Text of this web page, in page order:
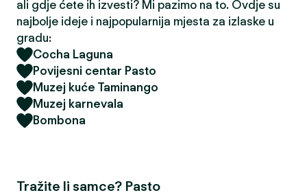
ali gdje ćete ih izvesti? Mi pazimo na to. Ovdje su
najbolje ideje i najpopularnija mjesta za izlaske u
gradu:
Cocha Laguna
Povijesni centar Pasto
Muzej kuće Taminango
Muzej karnevala
Bombona
Tražite li samce? Pasto